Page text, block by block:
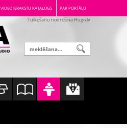
VIDEO IERAKSTU KATALOGS PAR PORTĀLU
Tulkošanu nodrošina Hugo.lv